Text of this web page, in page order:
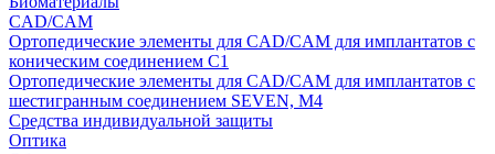
CAD/CAM
Ортопедические элементы для CAD/CAM для имплантатов с
коническим соединением С1
Ортопедические элементы для CAD/CAM для имплантатов с
шестигранным соединением SEVEN, М4
Средства индивидуальной защиты
Оптика